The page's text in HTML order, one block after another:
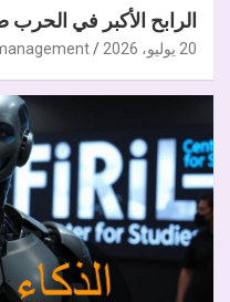
الرابح الأكبر في الحرب
20 يوليو، 2026